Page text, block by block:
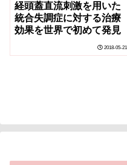
経頭蓋直流刺激を用いた
統合失調症に対する治療
効果を世界で初めて発見
2018-05-21